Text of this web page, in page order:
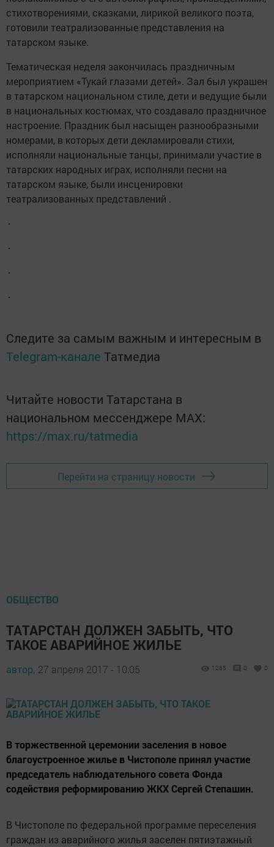
стихотворениями, сказками, лирикой великого поэта,
готовили театрализованные представления на
татарском языке.
Тематическая неделя закончилась праздничным
мероприятием «Тукай глазами детей». Зал был украшен
в татарском национальном стиле, дети и ведущие были
в национальных костюмах, что создавало праздничное
настроение. Праздник был насыщен разнообразными
номерами, в которых дети декламировали стихи,
исполняли национальные танцы, принимали участие в
татарских народных играх, исполняли песни на
татарском языке, были инсценировки
театрализованных представлений .
Следите за самым важным и интересным в
Telegram-канале Татмедиа
Читайте новости Татарстана в
национальном мессенджере MАХ:
https://max.ru/tatmedia
Перейти на страницу новости
ОБЩЕСТВО
ТАТАРСТАН ДОЛЖЕН ЗАБЫТЬ, ЧТО
ТАКОЕ АВАРИЙНОЕ ЖИЛЬЕ
автор, 27 апреля 2017 - 10:05 1265 0 0
В торжественной церемонии заселения в новое
благоустроенное жилье в Чистополе принял участие
председатель наблюдательного совета Фонда
содействия реформированию ЖКХ Сергей Степашин.
В Чистополе по федеральной программе переселения
граждан из аварийного жилья заселен пятиэтажный